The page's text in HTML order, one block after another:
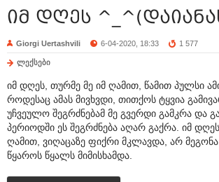
იმ დღეს
Giorgi Uertashvili 6-04-2020, 18:33 1 577
ლექსები
იმ დღეს, თურმე მე იმ ღამით, წამით პულსი
როდესაც ამას მივხვდი, თითქოს ტყვია
უჩვეულო შეგრძნებამ მე გვერდი გამკრა და
პერიოდში ეს შეგრძნება აღარ გაქრა. იმ
ღამით, ვიღაცაზე ფიქრი მკლავდა, არ მეგონა
წყაროს წყალს მიმისხამდა.